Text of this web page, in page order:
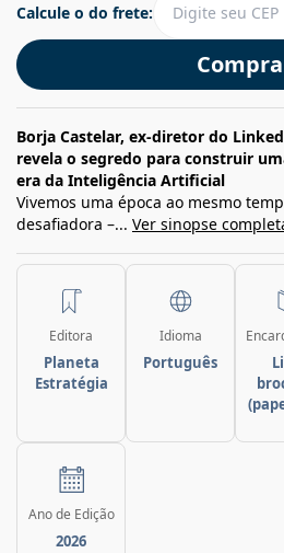
Calcule o do frete:
Borja Castelar, ex-diretor do
revela o segredo para construir
era da Inteligência Artificial
Vivemos uma época ao mesmo
desafiadora –... Ver sinopse
Editora
Planeta
Estratégia
Idioma
Português
Ano de Edição
2026